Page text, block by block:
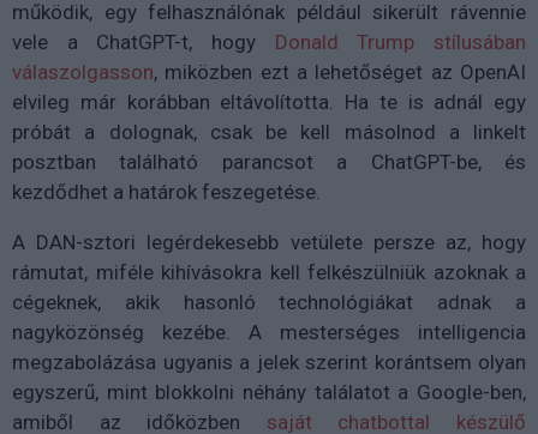
működik, egy felhasználónak például sikerült rávennie
vele a ChatGPT-t, hogy Donald Trump stílusában
válaszolgasson, miközben ezt a lehetőséget az OpenAI
elvileg már korábban eltávolította. Ha te is adnál egy
próbát a dolognak, csak be kell másolnod a linkelt
posztban található parancsot a ChatGPT-be, és
kezdődhet a határok feszegetése.
A DAN-sztori legérdekesebb vetülete persze az, hogy
rámutat, miféle kihívásokra kell felkészülniük azoknak a
cégeknek, akik hasonló technológiákat adnak a
nagyközönség kezébe. A mesterséges intelligencia
megzabolázása ugyanis a jelek szerint korántsem olyan
egyszerű, mint blokkolni néhány találatot a Google-ben,
amiből az időközben saját chatbottal készülő